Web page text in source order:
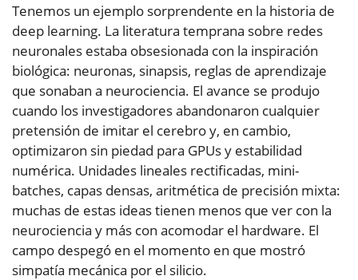
Tenemos un ejemplo sorprendente en la historia de
deep learning. La literatura temprana sobre redes
neuronales estaba obsesionada con la inspiración
biológica: neuronas, sinapsis, reglas de aprendizaje
que sonaban a neurociencia. El avance se produjo
cuando los investigadores abandonaron cualquier
pretensión de imitar el cerebro y, en cambio,
optimizaron sin piedad para GPUs y estabilidad
numérica. Unidades lineales rectificadas, mini-
batches, capas densas, aritmética de precisión mixta:
muchas de estas ideas tienen menos que ver con la
neurociencia y más con acomodar el hardware. El
campo despegó en el momento en que mostró
simpatía mecánica por el silicio.